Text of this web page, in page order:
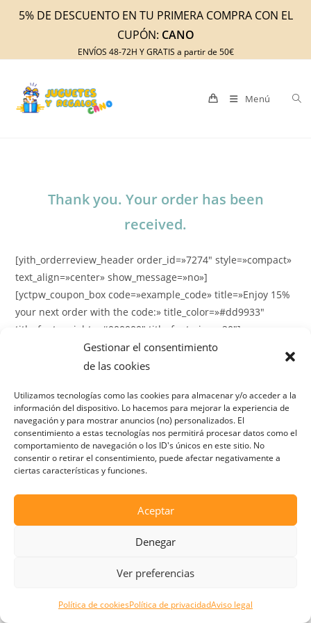
Gestionar el consentimiento
de las cookies
Utilizamos tecnologías como las cookies para almacenar y/o acceder a la
información del dispositivo. Lo hacemos para mejorar la experiencia de
navegación y para mostrar anuncios (no) personalizados. El
consentimiento a estas tecnologías nos permitirá procesar datos como el
comportamiento de navegación o los ID's únicos en este sitio. No
consentir o retirar el consentimiento, puede afectar negativamente a
ciertas características y funciones.
Aceptar
Denegar
Ver preferencias
Política de cookiesPolítica de privacidadAviso legal
5% DE DESCUENTO EN TU PRIMERA COMPRA CON EL
CUPÓN: CANO
ENVÍOS 48-72H Y GRATIS a partir de 50€
Menú
Thank you. Your order has been
received.
[yith_orderreview_header order_id=»7274″ style=»compact»
text_align=»center» show_message=»no»]
[yctpw_coupon_box code=»example_code» title=»Enjoy 15%
your next order with the code:» title_color=»#dd9933″
title_font_weight=»#000000″ title_font_size=»20″]
We suggest you to check…
products_per_page=»4″ columns=»4″ orderby=»title»
order=»asc» ids=»7345,7321,7313,7242″]
Aviso legal
Política de envíos y devoluciones
©2023 Juguetes y Regalos CANO · Todos los derechos reservados //
Desarrollo web por Posición Extra